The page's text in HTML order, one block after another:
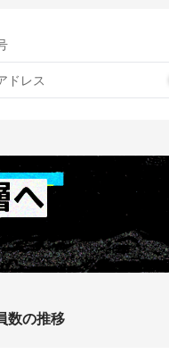
ドレス
数の推移